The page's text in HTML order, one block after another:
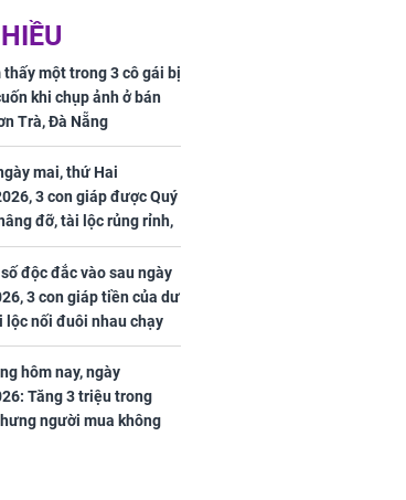
một trong 3 cô gái bị
khi chụp ảnh ở bán
Trà, Đà Nẵng
mai, thứ Hai
3 con giáp được Quý
đỡ, tài lộc rủng rỉnh,
hưởng vinh hoa Phú
độc đắc vào sau ngày
3 con giáp tiền của dư
lộc nối đuôi nhau chạy
sự nghiệp phất lên
hôm nay, ngày
Tăng 3 triệu trong
người mua không